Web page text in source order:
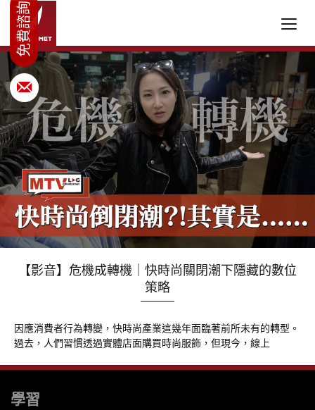
【影音】危機成轉機｜快時尚關閉潮下隱藏的數位
策略
因應消費者行為轉變，快時尚產業這幾年面臨著前所未有的轉型。
過去，人們習慣透過實體店面購買時尚服飾，但現今，線上
學習